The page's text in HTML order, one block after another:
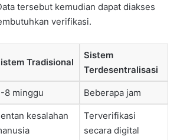
tersebut kemudian dapat diakses
verifikasi.
Tradisional
Sistem
Terdesentralisasi
8 minggu Beberapa jam
kesalahan
Terverifikasi
secara digital